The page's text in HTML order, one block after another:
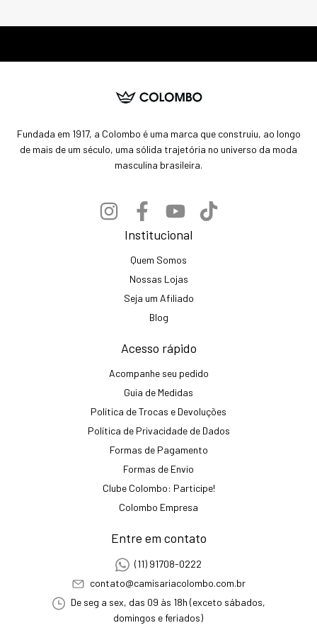
Fundada em 1917, a Colombo é uma marca que construiu, ao longo
de mais de um século, uma sólida trajetória no universo da moda
masculina brasileira.
Institucional
Quem Somos
Nossas Lojas
Seja um Afiliado
Blog
Acesso rápido
Acompanhe seu pedido
Guia de Medidas
Política de Trocas e Devoluções
Política de Privacidade de Dados
Formas de Pagamento
Formas de Envio
Clube Colombo: Participe!
Colombo Empresa
Entre em contato
(11) 91708-0222
contato@camisariacolombo.com.br
De seg a sex, das 09 às 18h (exceto sábados,
domingos e feriados)